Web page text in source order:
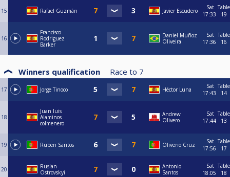
15 Rafael Guzmán Javier Escudero
Sat
17:33
Table
19
16
Francisco
Rodriguez
Barker
Daniel Muñoz
Oliveira
Sat
17:36
Table
16
Winners qualification Race to 7
17 Jorge Tinoco Héctor Luna
Sat
17:43
Table
14
18
Juan luis
Alaminos
colmenero
Andrew
Olivero
Sat
17:44
Table
13
19 Ruben Santos Oliverio Cruz
Sat
17:56
Table
17
20
Ruslan
Ostrovskyi
Antonio
Santos
Sat
18:05
Table
18